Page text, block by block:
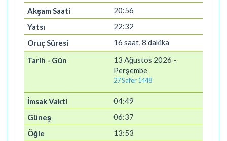
20:56
22:32
16 saat, 8 dakika
13 Ağustos 2026 -
Perşembe
27 Safer 1448
04:49
06:37
13:53